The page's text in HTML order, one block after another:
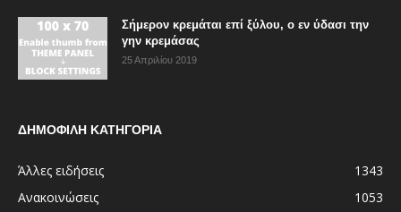
Σήμερον κρεμάται επί ξύλου, ο εν ύδασι την
γην κρεμάσας
25 Απριλίου 2019
ΔΗΜΟΦΙΛΗ ΚΑΤΗΓΟΡΙΑ
Άλλες ειδήσεις
1343
Ανακοινώσεις
1053